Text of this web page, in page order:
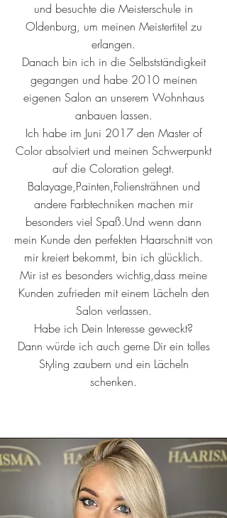
und besuchte die Meisterschule in
Oldenburg, um meinen Meistertitel zu
erlangen.
Danach bin ich in die Selbstständigkeit
gegangen und habe 2010 meinen
eigenen Salon an unserem Wohnhaus
anbauen lassen.
Ich habe im Juni 2017 den Master of
Color absolviert und meinen Schwerpunkt
auf die Coloration gelegt.
Balayage,Painten,Foliensträhnen und
andere Farbtechniken machen mir
besonders viel Spaß.Und wenn dann
mein Kunde den perfekten Haarschnitt von
mir kreiert bekommt, bin ich glücklich.
Mir ist es besonders wichtig,dass meine
Kunden zufrieden mit einem Lächeln den
Salon verlassen.
Habe ich Dein Interesse geweckt?
Dann würde ich auch gerne Dir ein tolles
Styling zaubern und ein Lächeln
schenken.